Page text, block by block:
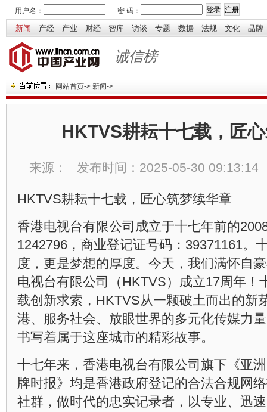
用户名： 密 码：
新闻 产经 产业 财经 智库 访谈 专题 数据 法规 文化 品牌
诚信榜
网站首页-> 新闻->
HKTVS耕耘十七载，匠
来源： 发布时间： 2025-05-30 09:13:14
HKTVS耕耘十七载，匠心筑梦续华章
香港电视台有限公司成立于十七年前的
1242796，商业登记证号码：39371161。
度，更是梦想的厚度。今天，我们满怀自
电视台有限公司（HKTVS）成立17周年！
载创新求索，HKTVS从一颗破土而出的新
港、服务社会、放眼世界的多元化传媒力
书写着属于这座城市的精彩故事。
十七年来，香港电视台有限公司旗下《亚
牌时报》均是香港政府登记的合法合规网
社群，做时代的忠实记录者，以专业、迅